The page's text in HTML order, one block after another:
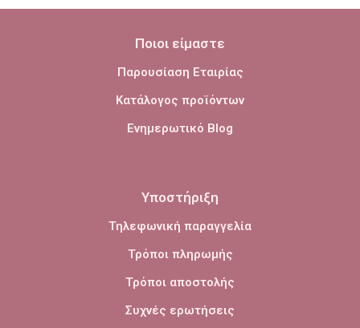
Ποιοι είμαστε
Παρουσίαση Εταιρίας
Κατάλογος προϊόντων
Ενημερωτικό Blog
Υποστήριξη
Τηλεφωνική παραγγελία
Τρόποι πληρωμής
Τρόποι αποστολής
Συχνές ερωτήσεις